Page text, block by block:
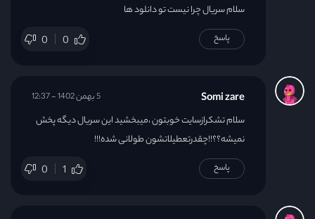
سلام سریال چرا نیست تو دانلود ها
0 0 پاسخ
Somi zare
سلام تشکرازسایت خوبتون ،میبخشید این سریال دیگه پخش
نمیشه؟؟!!چقدرتعطیلاتشون طولانی شده!!!
0 1
5 بهمن 1402 - 12:37
پاسخ